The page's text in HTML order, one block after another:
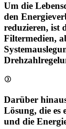
Um die
den
reduzieren, ist
Filtermedien,
Darüber
Lösung, die es
und die